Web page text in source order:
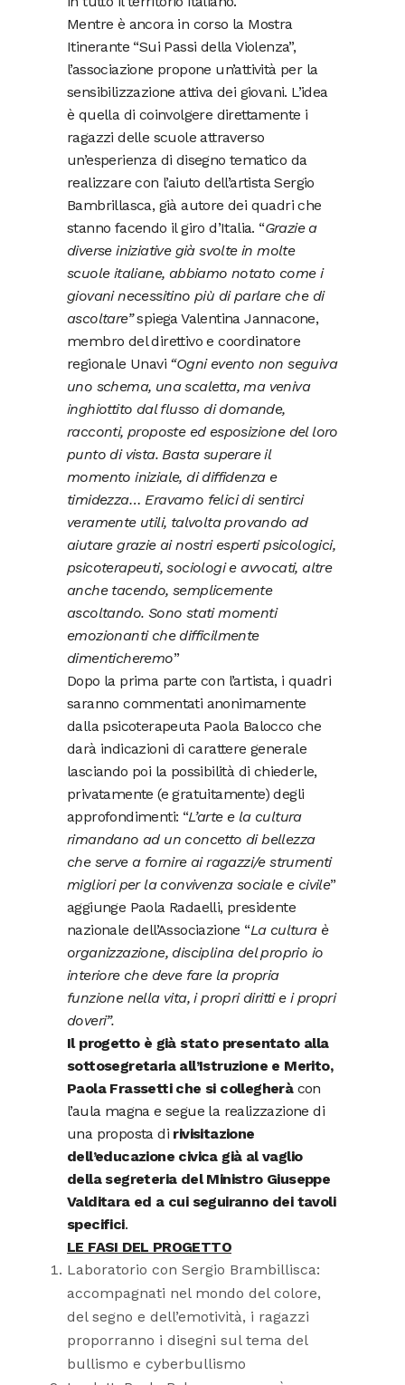
Mentre è ancora in corso la Mostra
Itinerante “Sui Passi della Violenza”,
l’associazione propone un’attività per la
sensibilizzazione attiva dei giovani. L’idea
è quella di coinvolgere direttamente i
ragazzi delle scuole attraverso
un’esperienza di disegno tematico da
realizzare con l’aiuto dell’artista Sergio
Bambrillasca, già autore dei quadri che
stanno facendo il giro d’Italia. “Grazie a
diverse iniziative già svolte in molte
scuole italiane, abbiamo notato come i
giovani necessitino più di parlare che di
ascoltare”spiega Valentina Jannacone,
membro del direttivo e coordinatore
regionale Unavi “Ogni evento non seguiva
uno schema, una scaletta, ma veniva
inghiottito dal flusso di domande,
racconti, proposte ed esposizione del loro
punto di vista. Basta superare il
momento iniziale, di diffidenza e
timidezza… Eravamo felici di sentirci
veramente utili, talvolta provando ad
aiutare grazie ai nostri esperti psicologici,
psicoterapeuti, sociologi e avvocati, altre
anche tacendo, semplicemente
ascoltando. Sono stati momenti
emozionanti che difficilmente
dimenticheremo”
Dopo la prima parte con l’artista, i quadri
saranno commentati anonimamente
dalla psicoterapeuta Paola Balocco che
darà indicazioni di carattere generale
lasciando poi la possibilità di chiederle,
privatamente (e gratuitamente) degli
approfondimenti: “L’arte e la cultura
rimandano ad un concetto di bellezza
che serve a fornire ai ragazzi/e strumenti
migliori per la convivenza sociale e civile”
aggiunge Paola Radaelli, presidente
nazionale dell’Associazione “La cultura è
organizzazione, disciplina del proprio io
interiore che deve fare la propria
funzione nella vita, i propri diritti e i propri
doveri”.
Il progetto è già stato presentato alla
sottosegretaria all’Istruzione e Merito,
Paola Frassetti che si collegheràcon
l’aula magna e segue la realizzazione di
una proposta di rivisitazione
dell’educazione civica già al vaglio
della segreteria del Ministro Giuseppe
Valditara ed a cui seguiranno dei tavoli
specifici.
LE FASI DEL PROGETTO
Laboratorio con Sergio Brambillisca:
accompagnati nel mondo del colore,
del segno e dell’emotività, i ragazzi
proporranno i disegni sul tema del
bullismo e cyberbullismo